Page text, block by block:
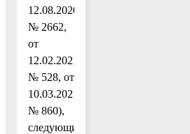
12.08.2020
№ 2662,
от
12.02.2021
№ 528, от
10.03.2021
№ 860),
следующие